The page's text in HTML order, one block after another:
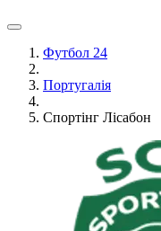
Футбол 24
Португалія
Спортінг Лісабон